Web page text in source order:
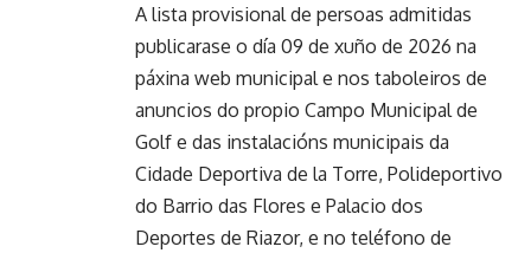
A lista provisional de persoas admitidas
publicarase o día 09 de xuño de 2026 na
páxina web municipal e nos taboleiros de
anuncios do propio Campo Municipal de
Golf e das instalacións municipais da
Cidade Deportiva de la Torre, Polideportivo
do Barrio das Flores e Palacio dos
Deportes de Riazor, e no teléfono de